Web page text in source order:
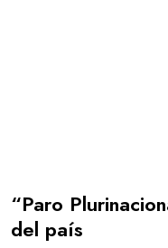
“Paro
del país